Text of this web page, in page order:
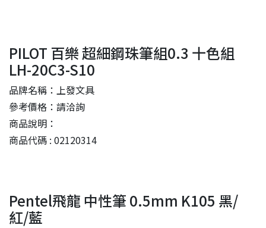
PILOT 百樂 超細鋼珠筆組0.3 十色組
LH-20C3-S10
品牌名稱：上發文具
參考價格：請洽詢
商品說明：
商品代碼 : 02120314
Pentel飛龍 中性筆 0.5mm K105 黑/
紅/藍